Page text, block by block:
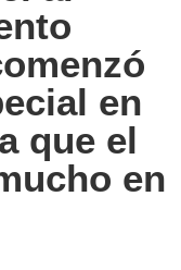
en
que el
en